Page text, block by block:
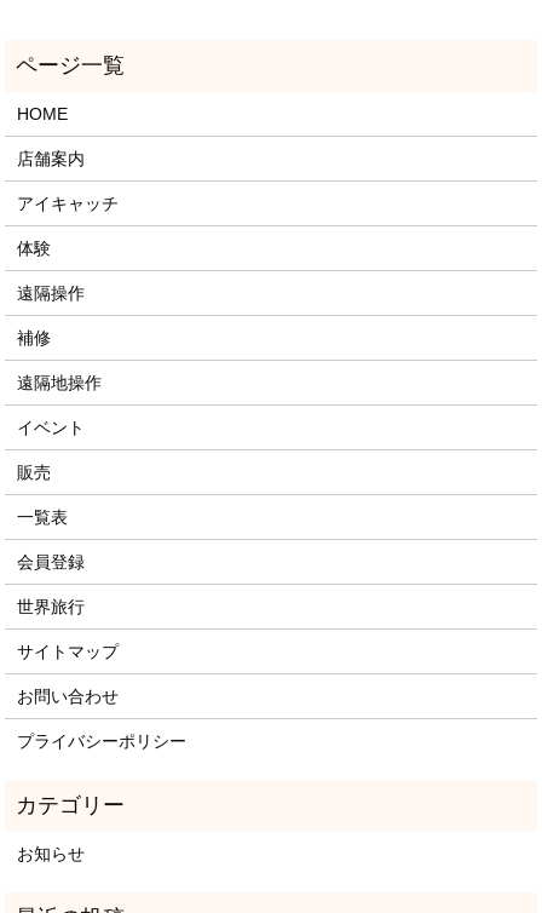
HOME
店舗案内
アイキャッチ
体験
遠隔操作
補修
遠隔地操作
イベント
販売
一覧表
会員登録
世界旅行
サイトマップ
お問い合わせ
プライバシーポリシー
お知らせ